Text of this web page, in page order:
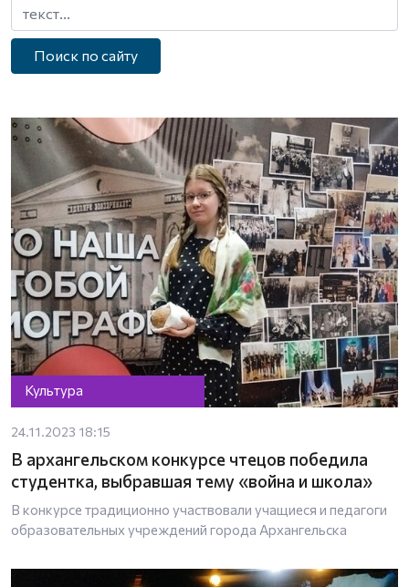
Поиск по сайту
Культура
24.11.2023 18:15
В архангельском конкурсе чтецов победила
студентка, выбравшая тему «война и школа»
В конкурсе традиционно участвовали учащиеся и педагоги
образовательных учреждений города Архангельска